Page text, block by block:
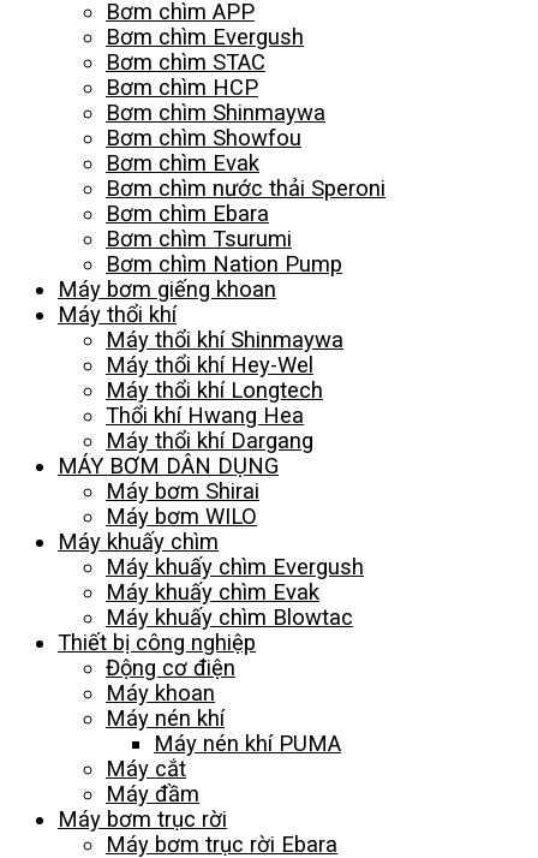
Bơm chìm APP
Bơm chìm Evergush
Bơm chìm STAC
Bơm chìm HCP
Bơm chìm Shinmaywa
Bơm chìm Showfou
Bơm chìm Evak
Bơm chìm nước thải Speroni
Bơm chìm Ebara
Bơm chìm Tsurumi
Bơm chìm Nation Pump
Máy bơm giếng khoan
Máy thổi khí
Máy thổi khí Shinmaywa
Máy thổi khí Hey-Wel
Máy thổi khí Longtech
Thổi khí Hwang Hea
Máy thổi khí Dargang
MÁY BƠM DÂN DỤNG
Máy bơm Shirai
Máy bơm WILO
Máy khuấy chìm
Máy khuấy chìm Evergush
Máy khuấy chìm Evak
Máy khuấy chìm Blowtac
Thiết bị công nghiệp
Động cơ điện
Máy khoan
Máy nén khí
Máy nén khí PUMA
Máy cắt
Máy đầm
Máy bơm trục rời
Máy bơm trục rời Ebara